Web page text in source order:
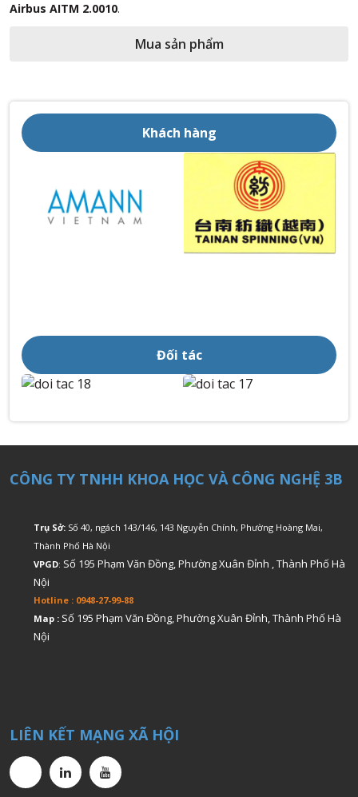
Airbus AITM 2.0010.
Mua sản phẩm
Khách hàng
Đối tác
CÔNG TY TNHH KHOA HỌC VÀ CÔNG NGHỆ 3B
Trụ Sở: Số 40, ngách 143/146, 143 Nguyễn Chính, Phường Hoàng Mai,
Thành Phố Hà Nội
VPGD: Số 195 Phạm Văn Đồng, Phường Xuân Đỉnh , Thành Phố Hà
Nội
Hotline : 0948-27-99-88
Map : Số 195 Phạm Văn Đồng, Phường Xuân Đỉnh, Thành Phố Hà
Nội
LIÊN KẾT MẠNG XÃ HỘI